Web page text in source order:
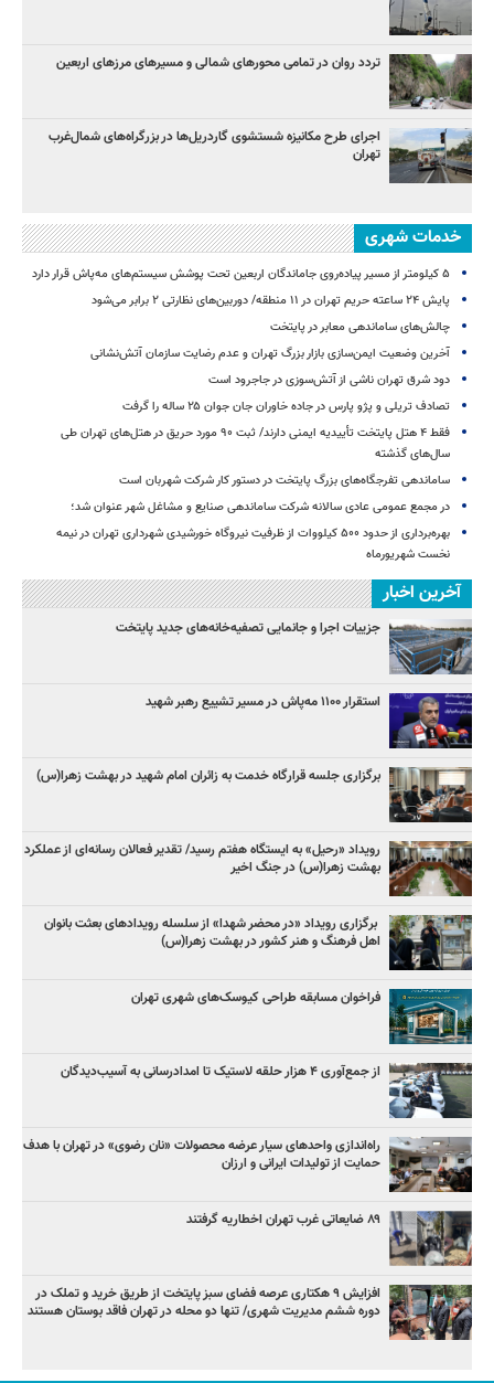
تردد روان در تمامی محورهای شمالی و مسیرهای مرزهای اربعین
اجرای طرح مکانیزه شستشوی گاردریل‌ها در بزرگراه‌های شمال‌غرب
تهران
خدمات شهری
۵ کیلومتر از مسیر پیاده‌روی جاماندگان اربعین تحت پوشش سیستم‌های مه‌پاش قرار دارد
پایش ۲۴ ساعته حریم تهران در ۱۱ منطقه/ دوربین‌های نظارتی ۲ برابر می‌شود
چالش‌های ساماندهی معابر در پایتخت
آخرین وضعیت ایمن‌سازی بازار بزرگ تهران و عدم رضایت سازمان آتش‌نشانی
دود شرق تهران ناشی از آتش‌سوزی در جاجرود است
تصادف تریلی و پژو پارس در جاده خاوران جان جوان ۲۵ ساله را گرفت
فقط ۴ هتل پایتخت تأییدیه ایمنی دارند/ ثبت ۹۰ مورد حریق در هتل‌های تهران طی
سال‌های گذشته
ساماندهی تفرجگاه‌های بزرگ پایتخت در دستور کار شرکت شهربان است
در مجمع عمومی عادی سالانه شرکت ساماندهی صنایع و مشاغل شهر عنوان شد؛
بهره‌برداری از حدود ۵۰۰ کیلووات از ظرفیت نیروگاه خورشیدی شهرداری تهران در نیمه
نخست شهریورماه
آخرین اخبار
جزییات اجرا و جانمایی تصفیه‌خانه‌های جدید پایتخت
استقرار ۱۱۰۰ مه‌پاش در مسیر تشییع رهبر شهید
برگزاری جلسه قرارگاه خدمت به زائران امام شهید در بهشت زهرا(س)
رویداد «رحیل» به ایستگاه هفتم رسید/ تقدیر فعالان رسانه‌ای از عملکرد
بهشت زهرا(س) در جنگ اخیر
برگزاری رویداد «در محضر شهدا» از سلسله رویدادهای بعثت بانوان
اهل فرهنگ و هنر کشور در بهشت زهرا(س)
فراخوان مسابقه طراحی کیوسک‌های شهری تهران
از جمع‌آوری ۴ هزار حلقه لاستیک تا امدادرسانی به آسیب‌دیدگان
راه‌اندازی واحدهای سیار عرضه محصولات «نان رضوی» در تهران با هدف
حمایت از تولیدات ایرانی و ارزان
۸۹ ضایعاتی غرب تهران اخطاریه گرفتند
افزایش ۹ هکتاری عرصه فضای سبز پایتخت از طریق خرید و تملک در
دوره ششم مدیریت شهری/ تنها دو محله در تهران فاقد بوستان هستند